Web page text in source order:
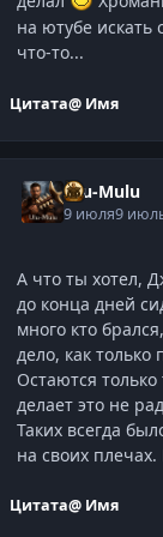
на ютубе
что-то...
Цитата@ Имя
Ulu-Mulu
9 июля9
А что ты хотел,
до конца дней
много кто
дело, как
Остаются
делает это не
Таких всегда
на своих
Цитата@ Имя